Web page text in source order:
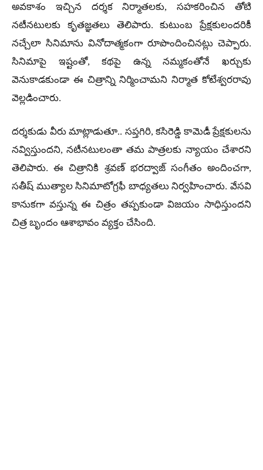
అవకాశం ఇచ్చిన దర్శక నిర్మాతలకు, సహకరించిన తోటి
నటీనటులకు కృతజ్ఞతలు తెలిపారు. కుటుంబ ప్రేక్షకులందరికీ
నచ్చేలా సినిమాను వినోదాత్మకంగా రూపొందించినట్లు చెప్పారు.
సినిమాపై ఇష్టంతో, కథపై ఉన్న నమ్మకంతోనే ఖర్చుకు
వెనుకాడకుండా ఈ చిత్రాన్ని నిర్మించామని నిర్మాత కోటేశ్వరరావు
వెల్లడించారు.
దర్శకుడు వీరు మాట్లాడుతూ.. సప్తగిరి, కసిరెడ్డి కామెడీ ప్రేక్షకులను
నవ్విస్తుందని, నటీనటులంతా తమ పాత్రలకు న్యాయం చేశారని
తెలిపారు. ఈ చిత్రానికి శ్రవణ్ భరద్వాజ్ సంగీతం అందించగా,
సతీష్ ముత్యాల సినిమాటోగ్రఫీ బాధ్యతలు నిర్వహించారు. వేసవి
కానుకగా వస్తున్న ఈ చిత్రం తప్పకుండా విజయం సాధిస్తుందని
చిత్ర బృందం ఆశాభావం వ్యక్తం చేసింది.